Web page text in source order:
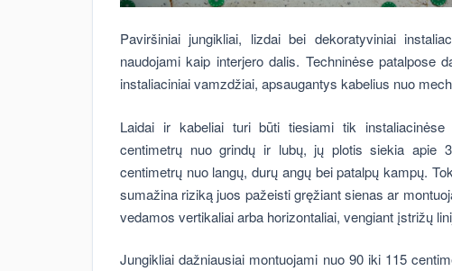
Paviršiniai jungikliai, lizdai bei dekoratyviniai
naudojami kaip interjero dalis. Techninėse patalpose
instaliaciniai vamzdžiai, apsaugantys kabelius nuo
Laidai ir kabeliai turi būti tiesiami tik
centimetrų nuo grindų ir lubų, jų plotis siekia apie
centimetrų nuo langų, durų angų bei patalpų kampų.
sumažina riziką juos pažeisti gręžiant sienas ar
vedamos vertikaliai arba horizontaliai, vengiant įstrižų
Jungikliai dažniausiai montuojami nuo 90 iki 115